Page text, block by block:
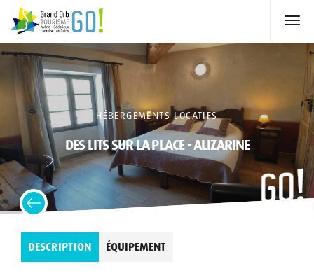
HÉBERGEMENTS LOCATIFS
DES LITS SUR LA PLACE - ALIZARINE
DESCRIPTION ÉQUIPEMENT